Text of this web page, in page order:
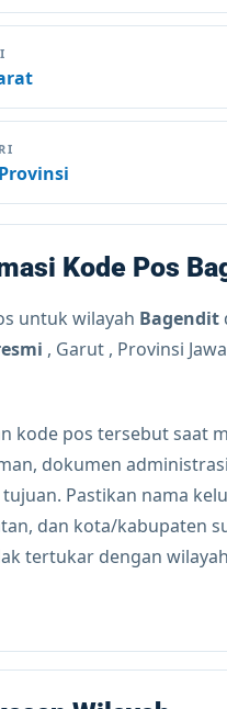
Kode Pos
untuk wilayah Bagendit
, Garut , Provinsi
kode pos tersebut saat
dokumen
Pastikan nama
dan kota/kabupaten
tertukar dengan